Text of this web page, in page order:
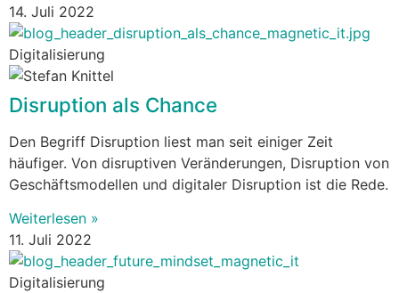
14. Juli 2022
Digitalisierung
Disruption als Chance
Den Begriff Disruption liest man seit einiger Zeit
häufiger. Von disruptiven Veränderungen, Disruption von
Geschäftsmodellen und digitaler Disruption ist die Rede.
Weiterlesen »
11. Juli 2022
Digitalisierung